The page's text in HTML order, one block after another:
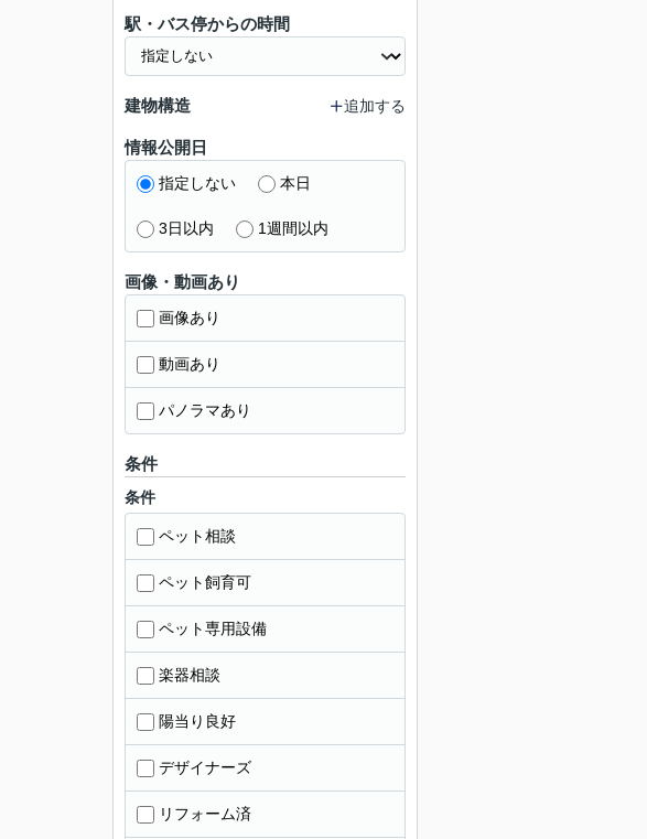
駅・バス停からの時間
建物構造 追加する
情報公開日
指定しない 本日
3日以内 1週間以内
画像・動画あり
画像あり
動画あり
パノラマあり
条件
条件
ペット相談
ペット飼育可
ペット専用設備
楽器相談
陽当り良好
デザイナーズ
リフォーム済